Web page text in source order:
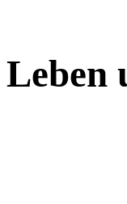
Leben